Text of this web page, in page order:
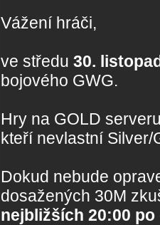
Vážení hráči,
ve středu 30.
bojového GWG.
Hry na GOLD
kteří nevlastní Silver/
Dokud nebude
dosažených 30M
nejbližších 20:00